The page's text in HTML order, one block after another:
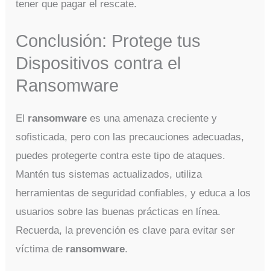
tener que pagar el rescate.
Conclusión: Protege tus
Dispositivos contra el
Ransomware
El ransomware es una amenaza creciente y
sofisticada, pero con las precauciones adecuadas,
puedes protegerte contra este tipo de ataques.
Mantén tus sistemas actualizados, utiliza
herramientas de seguridad confiables, y educa a los
usuarios sobre las buenas prácticas en línea.
Recuerda, la prevención es clave para evitar ser
víctima de ransomware.